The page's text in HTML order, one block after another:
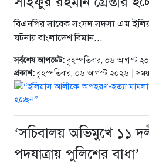
বিএনপির সাবেক সংসদ সদস্য এম
ঘটনায় বাংলাদেশ বিমান...
সর্বশেষ আপডেট:বৃহস্পতিবার, ০৬ আগস্ট
প্রকাশ:বৃহস্পতিবার, ০৬ আগস্ট ২০২৬ |
‘সচিবালয় অভিমুখে ১১
পদযাত্রায় পুলিশের বাধা’